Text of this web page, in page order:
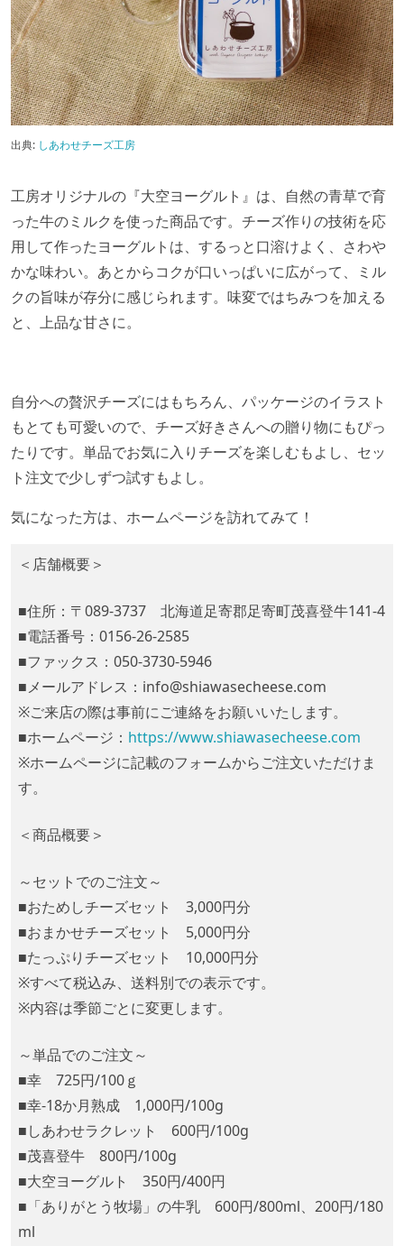
出典: しあわせチーズ工房
工房オリジナルの『大空ヨーグルト』は、自然の青草で育
った牛のミルクを使った商品です。チーズ作りの技術を応
用して作ったヨーグルトは、するっと口溶けよく、さわや
かな味わい。あとからコクが口いっぱいに広がって、ミル
クの旨味が存分に感じられます。味変ではちみつを加える
と、上品な甘さに。
自分への贅沢チーズにはもちろん、パッケージのイラスト
もとても可愛いので、チーズ好きさんへの贈り物にもぴっ
たりです。単品でお気に入りチーズを楽しむもよし、セッ
ト注文で少しずつ試すもよし。
気になった方は、ホームページを訪れてみて！
＜店舗概要＞
■住所：〒089-3737 北海道足寄郡足寄町茂喜登牛141-4
■電話番号：0156-26-2585
■ファックス：050-3730-5946
■メールアドレス：info@shiawasecheese.com
​※ご来店の際は事前にご連絡をお願いいたします。
■ホームページ： https://www.shiawasecheese.com
※ホームページに記載のフォームからご注文いただけま
す。
＜商品概要＞
～セットでのご注文～
■おためしチーズセット 3,000円分
■おまかせチーズセット 5,000円分
■たっぷりチーズセット 10,000円分
※すべて税込み、送料別での表示です。
※内容は季節ごとに変更します。
～単品でのご注文～
■幸 725円/100ｇ
■幸-18か月熟成 1,000円/100g
■しあわせラクレット 600円/100g
■茂喜登牛 800円/100g
■大空ヨーグルト 350円/400円
■「ありがとう牧場」の牛乳 600円/800ml、200円/180
ml